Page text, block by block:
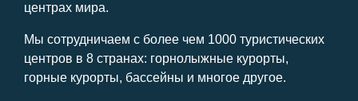
центрах мира.
Мы сотрудничаем с более чем 1000 туристических
центров в 8 странах: горнолыжные курорты,
горные курорты, бассейны и многое другое.